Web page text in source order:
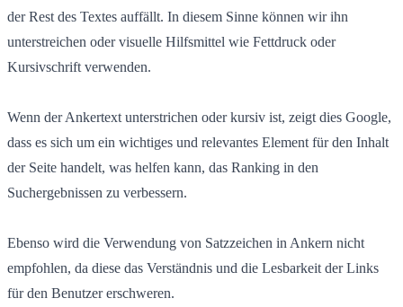
der Rest des Textes auffällt. In diesem Sinne können wir ihn
unterstreichen oder visuelle Hilfsmittel wie Fettdruck oder
Kursivschrift verwenden.
Wenn der Ankertext unterstrichen oder kursiv ist, zeigt dies Google,
dass es sich um ein wichtiges und relevantes Element für den Inhalt
der Seite handelt, was helfen kann, das Ranking in den
Suchergebnissen zu verbessern.
Ebenso wird die Verwendung von Satzzeichen in Ankern nicht
empfohlen, da diese das Verständnis und die Lesbarkeit der Links
für den Benutzer erschweren.